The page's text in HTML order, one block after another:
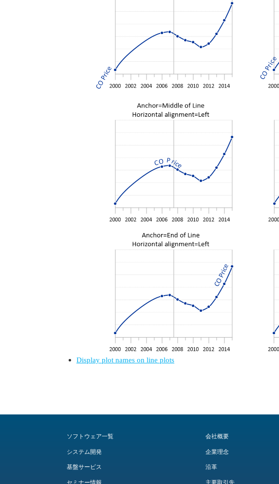
Display plot names on line plots
ソフトウェア一覧
システム開発
基盤サービス
会社概要
企業理念
沿革